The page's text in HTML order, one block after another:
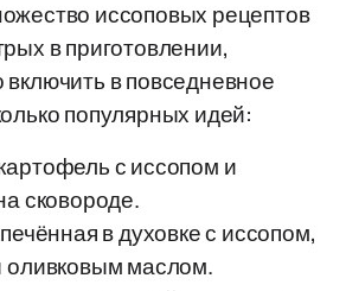
иссоповых рецептов
в приготовлении,
в повседневное
популярных идей:
с иссопом и
сковороде.
в духовке с иссопом,
маслом.